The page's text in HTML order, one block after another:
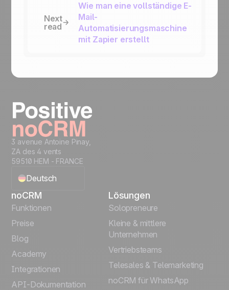
Next
read
Wie man eine vollständige E-
Mail-
Automatisierungsmaschine
mit Zapier erstellt
3 avenue Antoine Pinay,
ZA des 4 vents
59510 HEM - FRANCE
Deutsch
English
Español
Português
noCRM
Funktionen
Preise
Blog
Academy
Integrationen
API-Dokumentation
Lösungen
Solopreneure
Kleine & mittlere
Unternehmen
Vertriebsteams
Telesales & Telemarketing
noCRM für WhatsApp